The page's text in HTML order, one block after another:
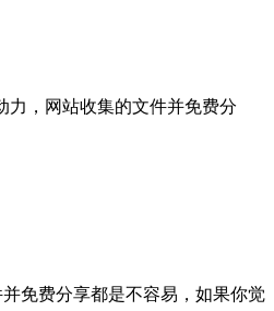
力，网站收集的文件并免费分
免费分享都是不容易，如果你觉